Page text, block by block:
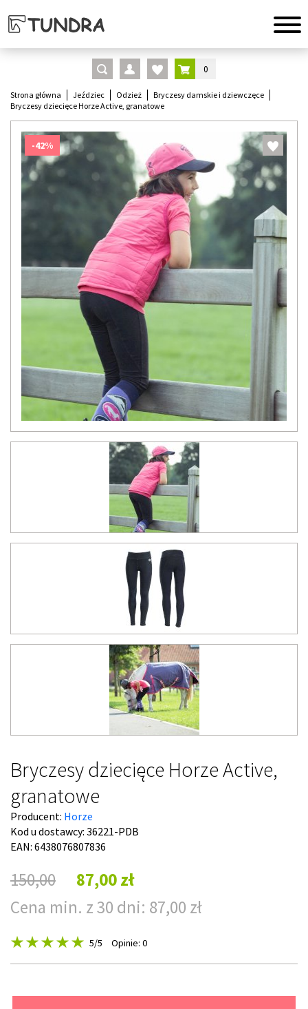
0
Strona główna Jeździec Odzież
Bryczesy damskie i dziewczęce
Bryczesy dziecięce Horze Active, granatowe
-42%
Bryczesy dziecięce Horze Active,
granatowe
Producent: Horze
Kod u dostawcy: 36221-PDB
EAN: 6438076807836
150,00
87,00 zł
Cena min. z 30 dni: 87,00 zł
5/5 Opinie: 0